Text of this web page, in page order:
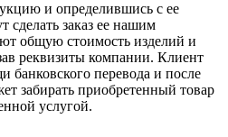
и определившись с ее
сделать заказ ее нашим
общую стоимость изделий и
реквизиты компании. Клиент
банковского перевода и после
забирать приобретенный товар
услугой.